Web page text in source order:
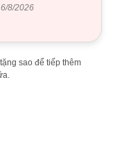
8/2026
sao để tiếp thêm